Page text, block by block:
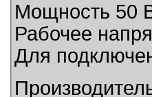
Мощность 50
Рабочее
Для